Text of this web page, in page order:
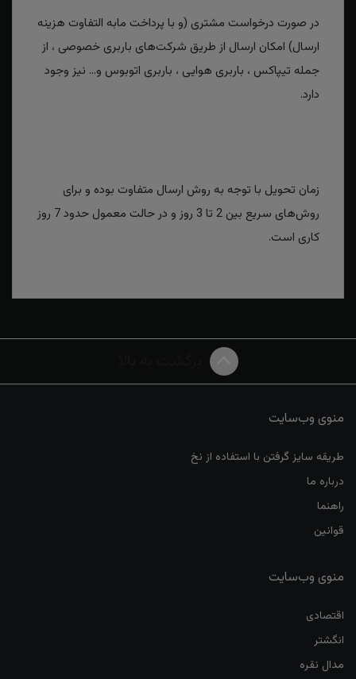
در صورت درخواست مشتری (و با پرداخت مابه التفاوت هزینه
ارسال) امکان ارسال از طریق شرکت‌های باربری خصوصی ، از
جمله تیپاکس ، باربری هوایی ، باربری اتوبوس و... نیز وجود
دارد.
زمان تحویل با توجه به روش ارسال متفاوت بوده و برای
روش‌های سریع بین 2 تا 3 روز و در حالت معمول حدود 7 روز
کاری است.
منوی وب‌سایت
طریقه سایز گرفتن با استفاده از نخ
درباره ما
راهنما
قوانین
منوی وب‌سایت
اقتصادی
انگشتر
مدال نقره